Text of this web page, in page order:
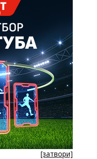
[затвори]